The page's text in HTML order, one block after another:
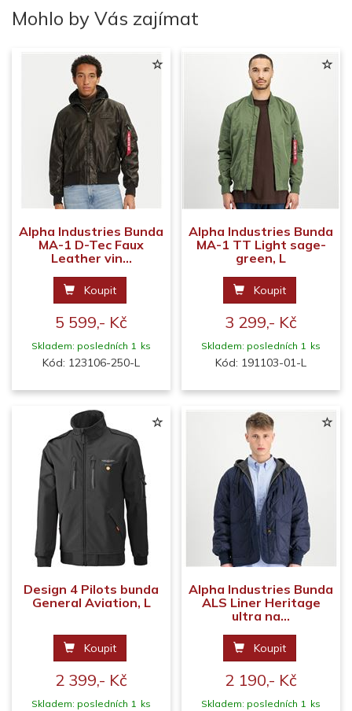
Mohlo by Vás zajímat
Alpha Industries Bunda
MA-1 D-Tec Faux
Leather vin...
Koupit
5 599,- Kč
Skladem: posledních 1 ks
Kód: 123106-250-L
Alpha Industries Bunda
MA-1 TT Light sage-
green, L
Koupit
3 299,- Kč
Skladem: posledních 1 ks
Kód: 191103-01-L
Design 4 Pilots bunda
General Aviation, L
Koupit
2 399,- Kč
Skladem: posledních 1 ks
Alpha Industries Bunda
ALS Liner Heritage
ultra na...
Koupit
2 190,- Kč
Skladem: posledních 1 ks